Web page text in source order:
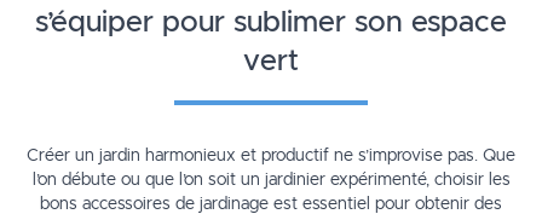
s’équiper pour sublimer son espace
vert
Créer un jardin harmonieux et productif ne s’improvise pas. Que
l’on débute ou que l’on soit un jardinier expérimenté, choisir les
bons accessoires de jardinage est essentiel pour obtenir des